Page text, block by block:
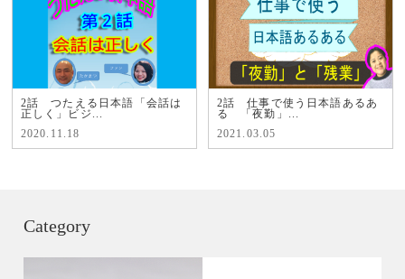
2話 つたえる日本語「会話は
正しく」ビジ...
2020.11.18
2話 仕事で使う日本語あるあ
る 「夜勤」...
2021.03.05
Category